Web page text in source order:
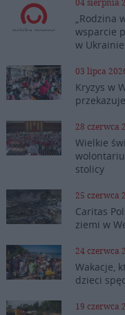
04 sierpnia
„Rodzina
wsparcie
w Ukrainie
03 lipca
Kryzys w
28 czerwca
Wielkie
stolicy
25 czerwca
Caritas
ziemi w
24 czerwca
Wakacje,
dzieci
19 czerwca